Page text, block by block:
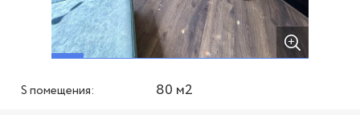
S помещения: 80 м2